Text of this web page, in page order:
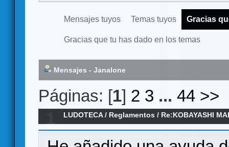
Mensajes tuyos Temas tuyos Gracias
Gracias que tu has dado en los temas
Mensajes - Janalone
Páginas: [1] 2 3 ... 44 >>
LUDOTECA/ Reglamentos / Re:KOBAYASHI
Reglamento en español